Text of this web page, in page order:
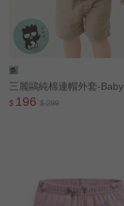
三麗鷗純棉連帽外套-Baby
$ 196 $ 299